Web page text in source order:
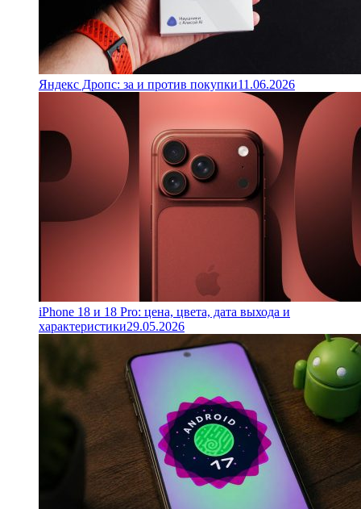
Яндекс Дропс: за и против покупки11.06.2026
iPhone 18 и 18 Pro: цена, цвета, дата выхода и
характеристики29.05.2026